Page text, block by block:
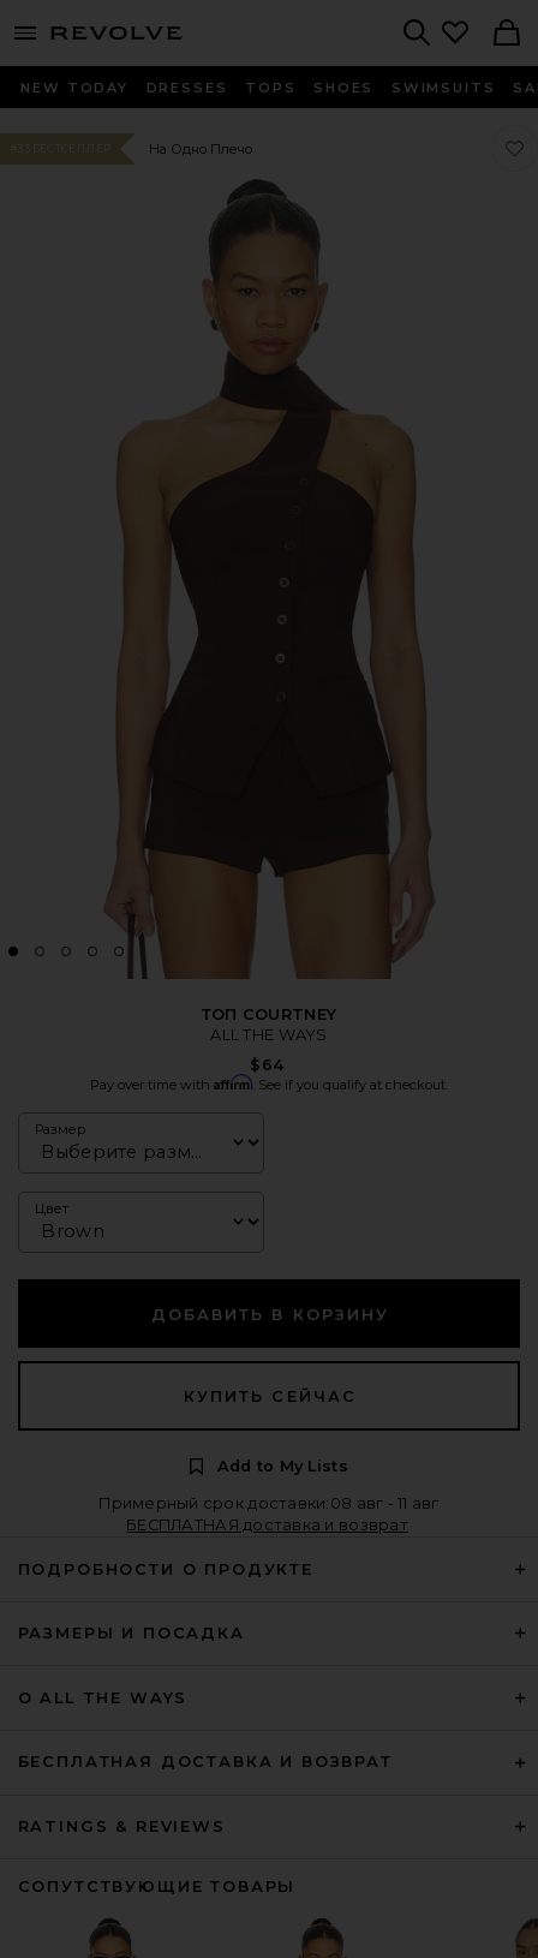
menu - shows more content
NEW TODAY DRESSES TOPS SHOES SWIMSUITS
#33 БЕСТСЕЛЛЕР На Одно Плечо
ТОП COURTNEY
ALL THE WAYS
$64
Pay over time with Affirm . See if you qualify at checkout.
Размер
Цвет
ДОБАВИТЬ В КОРЗИНУ
КУПИТЬ СЕЙЧАС
Add to My Lists
Примерный срок доставки:08 авг - 11 авг
БЕСПЛАТНАЯ доставка и возврат
ПОДРОБНОСТИ О ПРОДУКТЕ
РАЗМЕРЫ И ПОСАДКА
О ALL THE WAYS
БЕСПЛАТНАЯ ДОСТАВКА И ВОЗВРАТ
RATINGS & REVIEWS
СОПУТСТВУЮЩИЕ ТОВАРЫ